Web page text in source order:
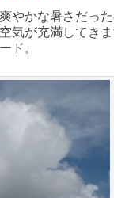
やかな暑さだっ
気が充満してき
ド。